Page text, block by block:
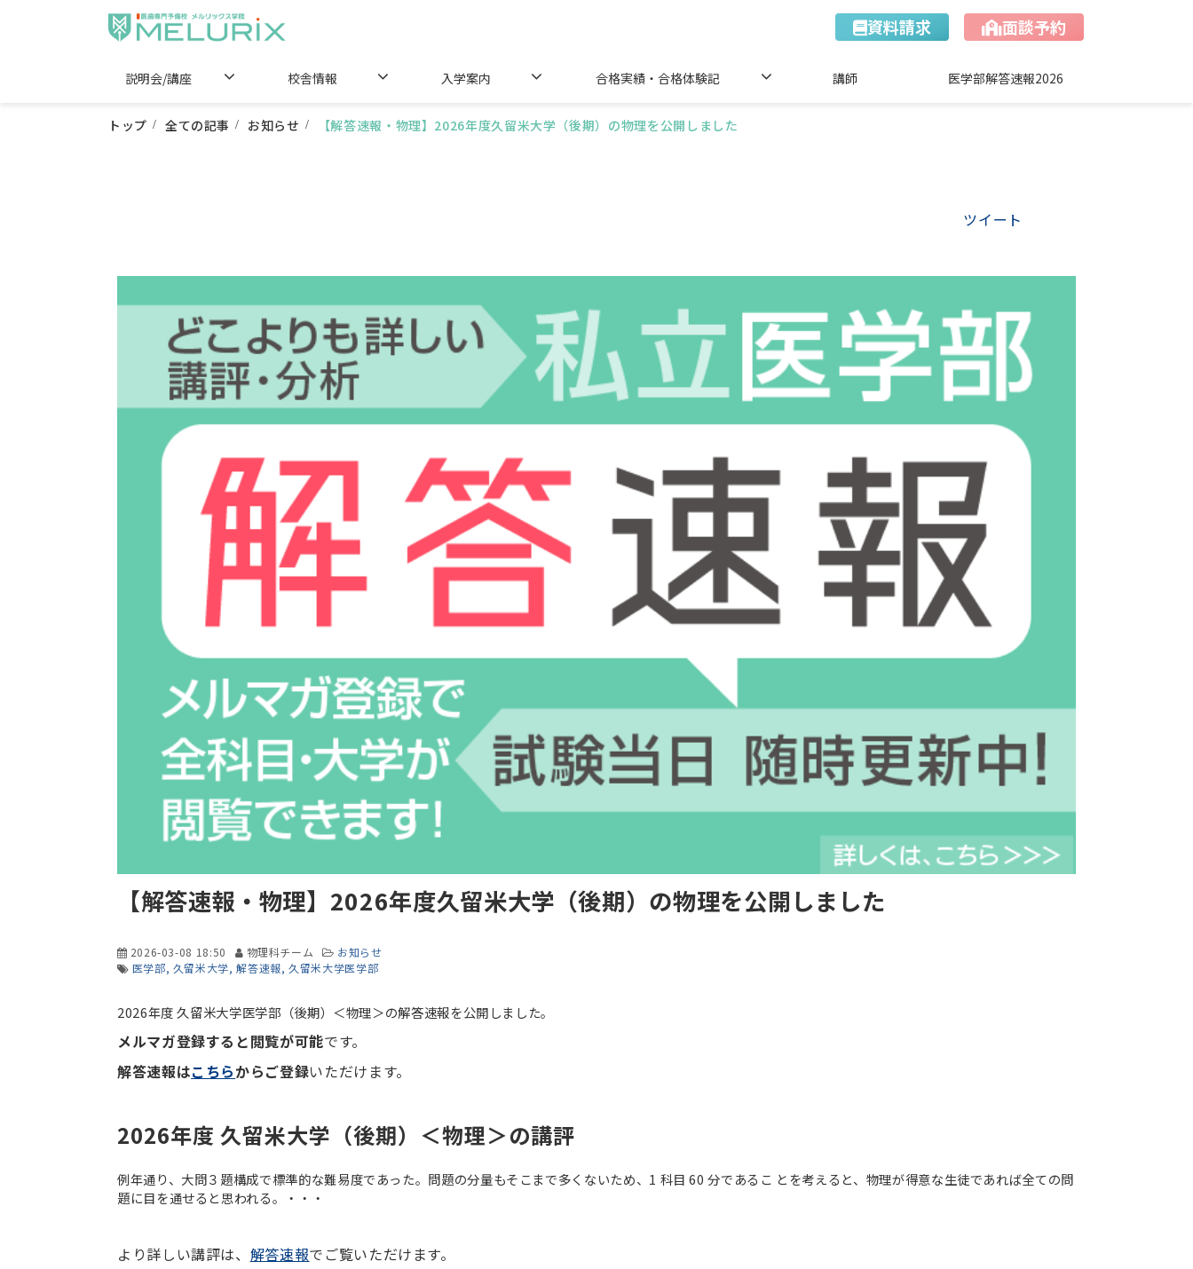
資料請求 面談予約
説明会/講座 校舎情報 入学案内 合格実績・合格体験記 講師 医学部解答速報2026
トップ 全ての記事 お知らせ 【解答速報・物理】2026年度久留米大学（後期）の物理を公開しました
ツイート
【解答速報・物理】2026年度久留米大学（後期）の物理を公開しました
2026-03-08 18:50 物理科チーム
お知らせ
医学部 久留米大学 解答速報 久留米大学医学部
2026年度 久留米大学医学部（後期）＜物理＞の解答速報を公開しました。
メルマガ登録すると閲覧が可能です。
解答速報はこちらからご登録いただけます。
2026年度 久留米大学（後期）＜物理＞の講評
例年通り、大問３題構成で標準的な難易度であった。問題の分量もそこまで多くないため、1 科目 60 分であるこ とを考えると、物理が得意な生徒であれば全ての問
題に目を通せると思われる。・・・
より詳しい講評は、 解答速報でご覧いただけます。